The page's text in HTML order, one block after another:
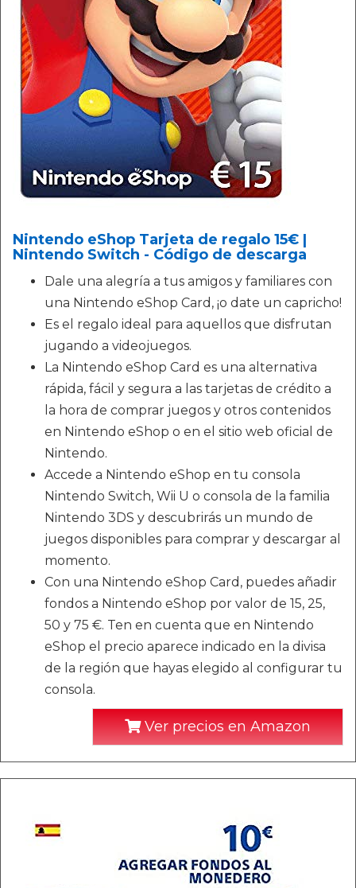
Nintendo eShop Tarjeta de regalo 15€ |
Nintendo Switch - Código de descarga
Dale una alegría a tus amigos y familiares con
una Nintendo eShop Card, ¡o date un capricho!
Es el regalo ideal para aquellos que disfrutan
jugando a videojuegos.
La Nintendo eShop Card es una alternativa
rápida, fácil y segura a las tarjetas de crédito a
la hora de comprar juegos y otros contenidos
en Nintendo eShop o en el sitio web oficial de
Nintendo.
Accede a Nintendo eShop en tu consola
Nintendo Switch, Wii U o consola de la familia
Nintendo 3DS y descubrirás un mundo de
juegos disponibles para comprar y descargar al
momento.
Con una Nintendo eShop Card, puedes añadir
fondos a Nintendo eShop por valor de 15, 25,
50 y 75 €. Ten en cuenta que en Nintendo
eShop el precio aparece indicado en la divisa
de la región que hayas elegido al configurar tu
consola.
Ver precios en Amazon